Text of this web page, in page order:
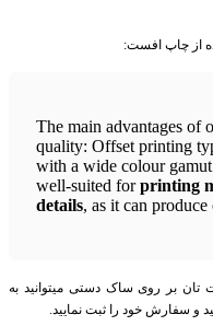
از چاپ افست:
The main advantages of
quality: Offset printing
with a wide colour
well-suited forprinting
details, as it can
بر روی ساک دستی میتوانید به
و سفارش خود را ثبت نمایید.